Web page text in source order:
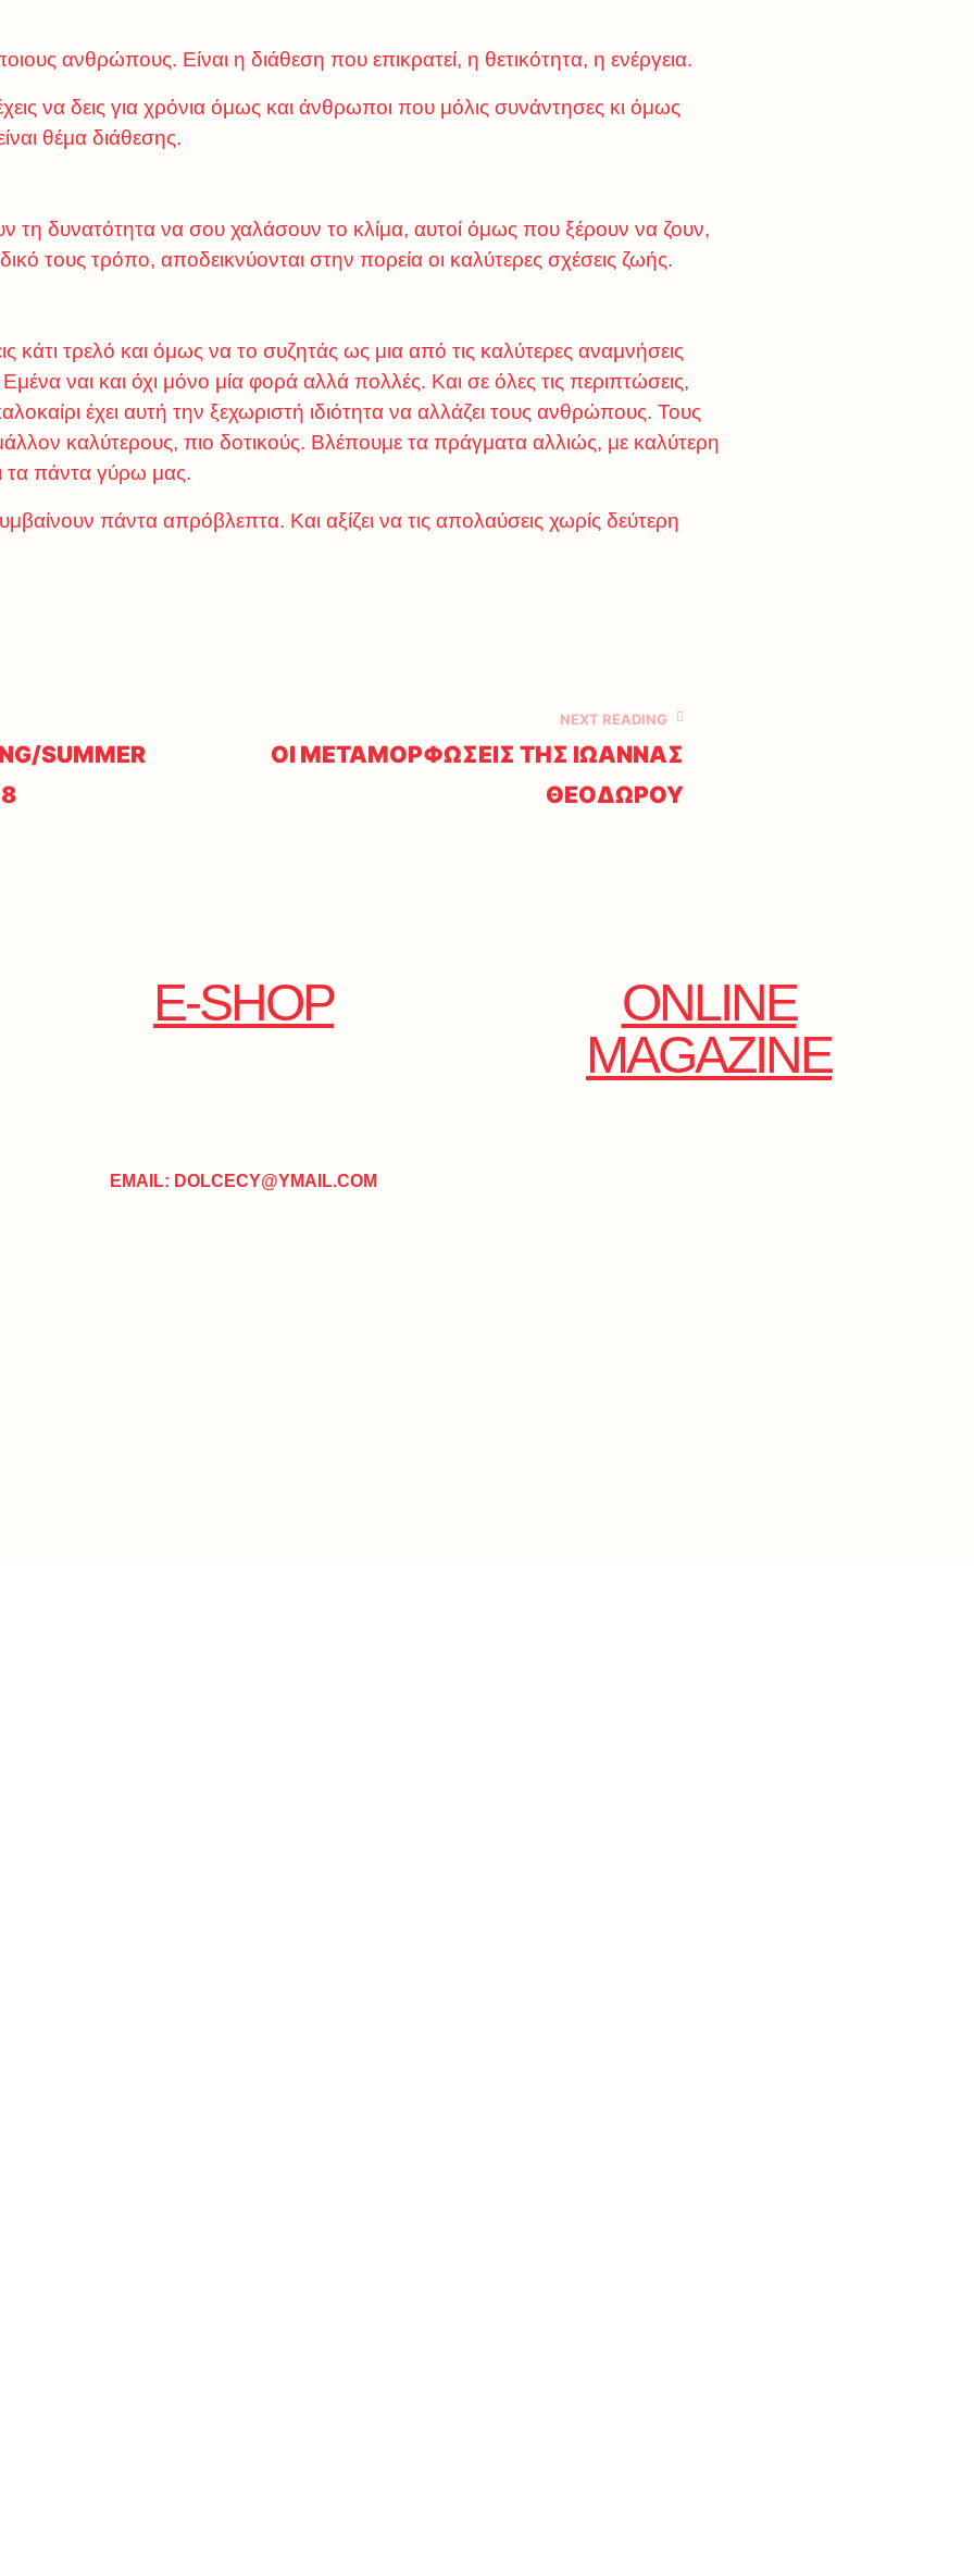
ανθρώπους. Είναι η διάθεση που επικρατεί, η θετικότητα, η ενέργεια.
να δεις για χρόνια όμως και άνθρωποι που μόλις συνάντησες κι όμως
θέμα διάθεσης.
τη δυνατότητα να σου χαλάσουν το κλίμα, αυτοί όμως που ξέρουν να ζουν,
τους τρόπο, αποδεικνύονται στην πορεία οι καλύτερες σχέσεις ζωής.
κάτι τρελό και όμως να το συζητάς ως μια από τις καλύτερες αναμνήσεις
ναι και όχι μόνο μία φορά αλλά πολλές. Και σε όλες τις περιπτώσεις,
έχει αυτή την ξεχωριστή ιδιότητα να αλλάζει τους ανθρώπους. Τους
καλύτερους, πιο δοτικούς. Βλέπουμε τα πράγματα αλλιώς, με καλύτερη
τα πάντα γύρω μας.
πάντα απρόβλεπτα. Και αξίζει να τις απολαύσεις χωρίς δεύτερη
SUMMER
NEXT READING
ΟΙ ΜΕΤΑΜΟΡΦΩΣΕΙΣ ΤΗΣ ΙΩΑΝΝΑΣ
ΘΕΟΔΩΡΟΥ
E-SHOP
ONLINE
MAGAZINE
EMAIL: DOLCECY@YMAIL.COM